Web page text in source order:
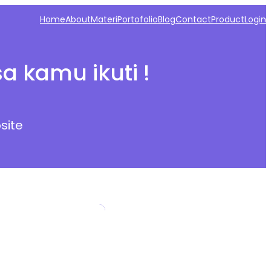
HomeAboutMateriPortofolioBlogContactProductLogin
kamu ikuti !